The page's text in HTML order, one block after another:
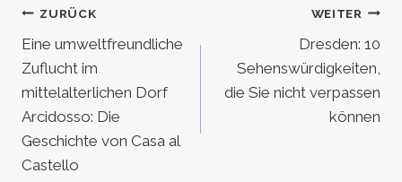
Beitragsnavigation
ZURÜCK
Eine umweltfreundliche
Zuflucht im
mittelalterlichen Dorf
Arcidosso: Die
Geschichte von Casa al
Castello
WEITER
Dresden: 10
Sehenswürdigkeiten,
die Sie nicht verpassen
können